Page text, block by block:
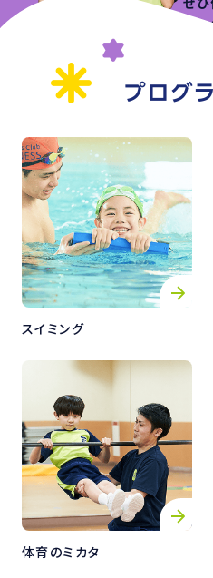
スイミング
体育のミカタ